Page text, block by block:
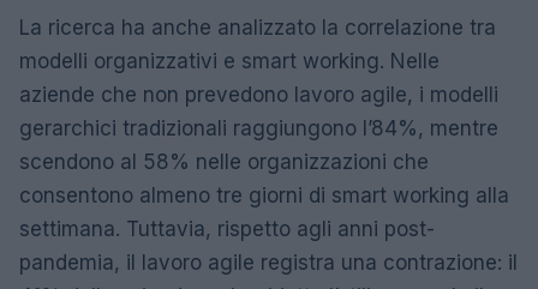
La ricerca ha anche analizzato la correlazione tra
modelli organizzativi e smart working. Nelle
aziende che non prevedono lavoro agile, i modelli
gerarchici tradizionali raggiungono l’84%, mentre
scendono al 58% nelle organizzazioni che
consentono almeno tre giorni di smart working alla
settimana. Tuttavia, rispetto agli anni post-
pandemia, il lavoro agile registra una contrazione: il